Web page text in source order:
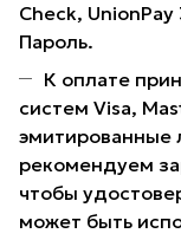
Check,
Пароль.
К оплате
систем Visa,
рекомендуем
чтобы
может быть